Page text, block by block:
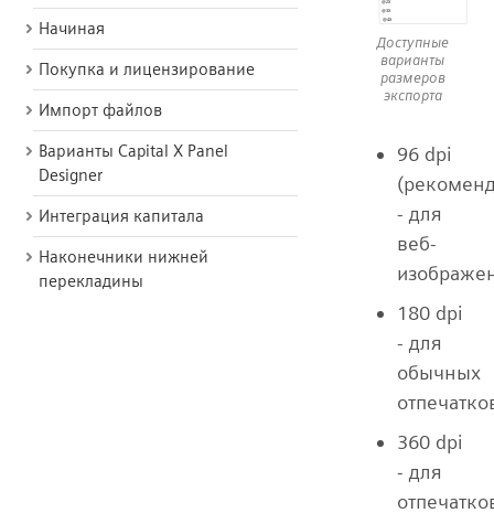
Начиная
Покупка и лицензирование
Импорт файлов
Варианты Capital X Panel
Designer
Интеграция капитала
Наконечники нижней
перекладины
Доступные
варианты
размеров
экспорта
96 dpi
- для
веб-
180 dpi
- для
обычных
360 dpi
- для